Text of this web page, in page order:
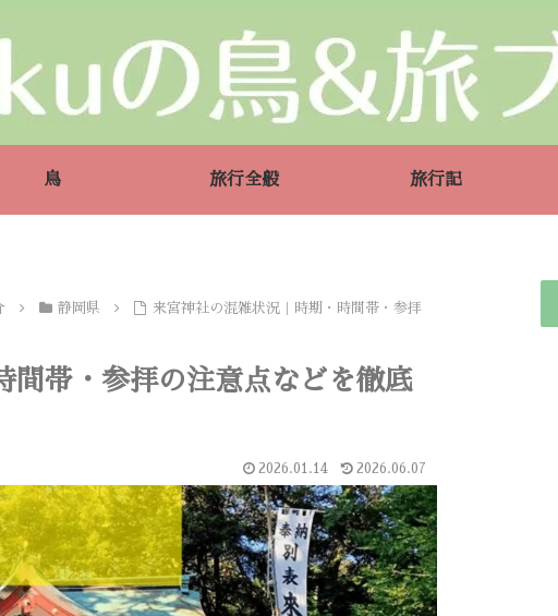
鳥 旅行全般 旅行記
静岡県 来宮神社の混雑状況｜時期・時間帯・参拝
間帯・参拝の注意点などを徹底
2026.01.14 2026.06.07